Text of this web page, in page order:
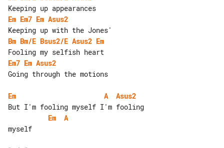
Em Em7 Em Asus2
Bm Bm/E Bsus2/E Asus2 Em
Em7 Em Asus2
Going through the motions
Em A
Asus2
Em
A
myself